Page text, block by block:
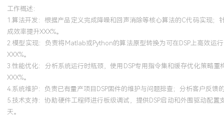
工作概述：
1.算法开发：根据产品定义完成降噪和回声消除等核心算法的C代码实现
成效率提升XXX%。
2.模型实现：负责将Matlab或Python的算法原型转换为可在DSP上高效运
XXX%。
3.性能优化：分析系统运行时瓶颈，使用DSP专用指令集和缓存优化策略
XXX%。
4.系统维护：负责已有量产项目DSP固件的维护与问题排查；分析客户反
5.技术支持：协助硬件工程师进行板级调试，提供DSP启动和外围驱动配
天。